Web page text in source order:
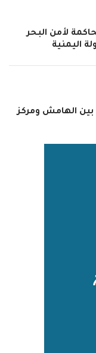
لأمن البحر
اليمنية
بين الهامش ومركز